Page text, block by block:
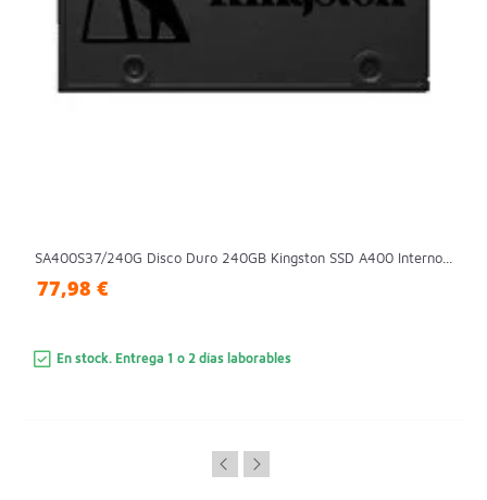
SA400S37/240G Disco Duro 240GB Kingston SSD A400 Interno...
77,98 €
En stock. Entrega 1 o 2 días laborables